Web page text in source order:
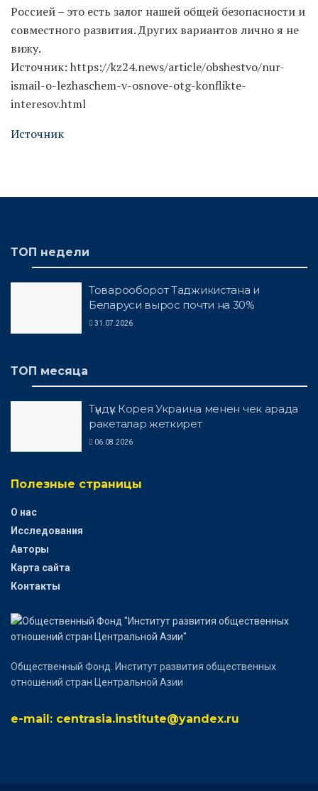
Россией – это есть залог нашей общей безопасности и
совместного развития. Других вариантов лично я не
вижу.
Источник: https://kz24.news/article/obshestvo/nur-
ismail-o-lezhaschem-v-osnove-otg-konflikte-
interesov.html
Источник
ТОП недели
Товарооборот Таджикистана и
Беларуси вырос почти на 30%
31.07.2026
ТОП месяца
Түндүк Корея Украина менен чек арада
ракеталар жеткирет
06.08.2026
Полезные страницы
О нас
Исследования
Авторы
Карта сайта
Контакты
Общественный Фонд. Институт развития общественных
отношений стран Центральной Азии
e-mail: centrasia.institute@yandex.ru